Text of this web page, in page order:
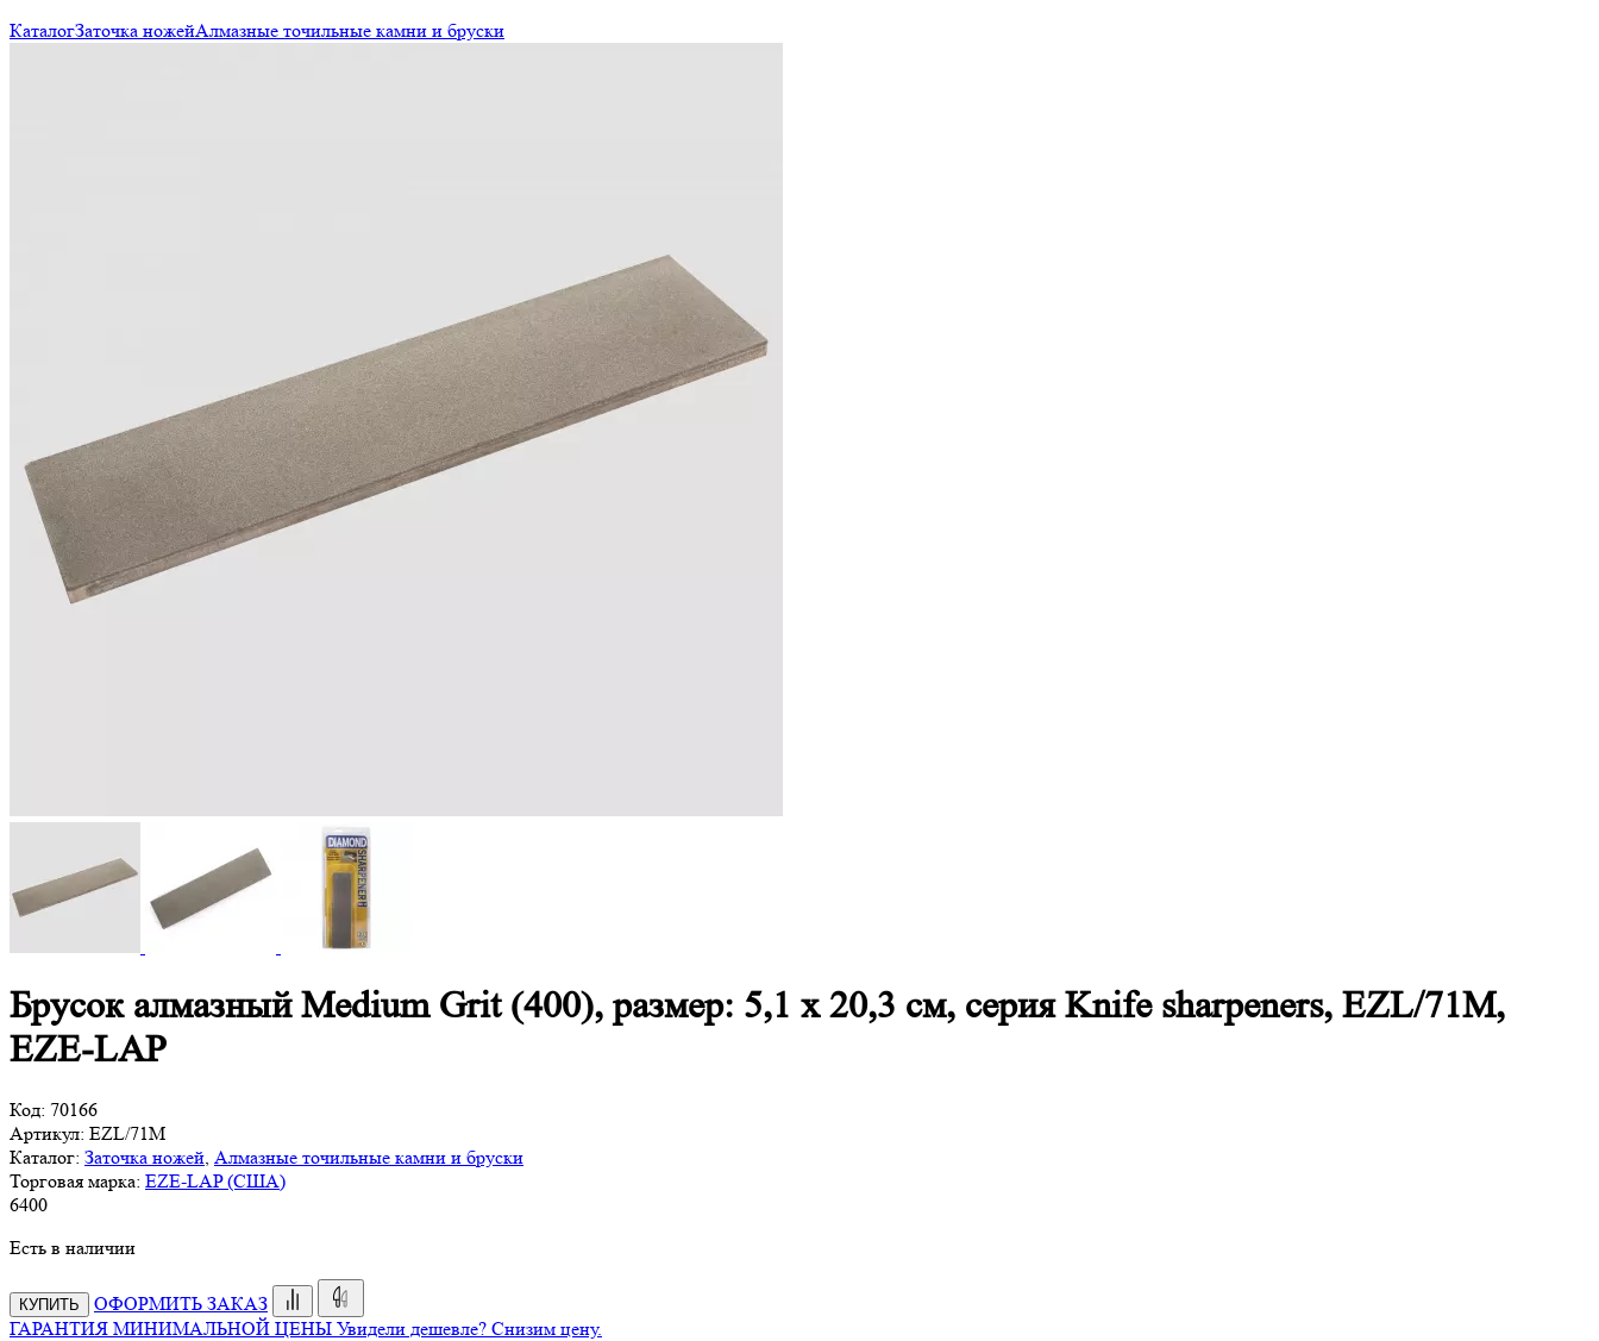
КаталогЗаточка ножейАлмазные точильные камни и бруски
Брусок алмазный Medium Grit (400), размер: 5,1 х 20,3 см, серия Knife sharpeners, EZL/71M,
EZE-LAP
Код: 70166
Артикул: EZL/71M
Каталог: Заточка ножей Алмазные точильные камни и бруски
Торговая марка: EZE-LAP (США)
6400
Есть в наличии
КУПИТЬ
ОФОРМИТЬ ЗАКАЗ
ГАРАНТИЯ МИНИМАЛЬНОЙ ЦЕНЫ Увидели дешевле? Снизим цену.